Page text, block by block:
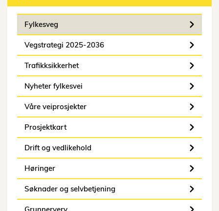
Fylkesveg
Vegstrategi 2025-2036
Trafikksikkerhet
Nyheter fylkesvei
Våre veiprosjekter
Prosjektkart
Drift og vedlikehold
Høringer
Søknader og selvbetjening